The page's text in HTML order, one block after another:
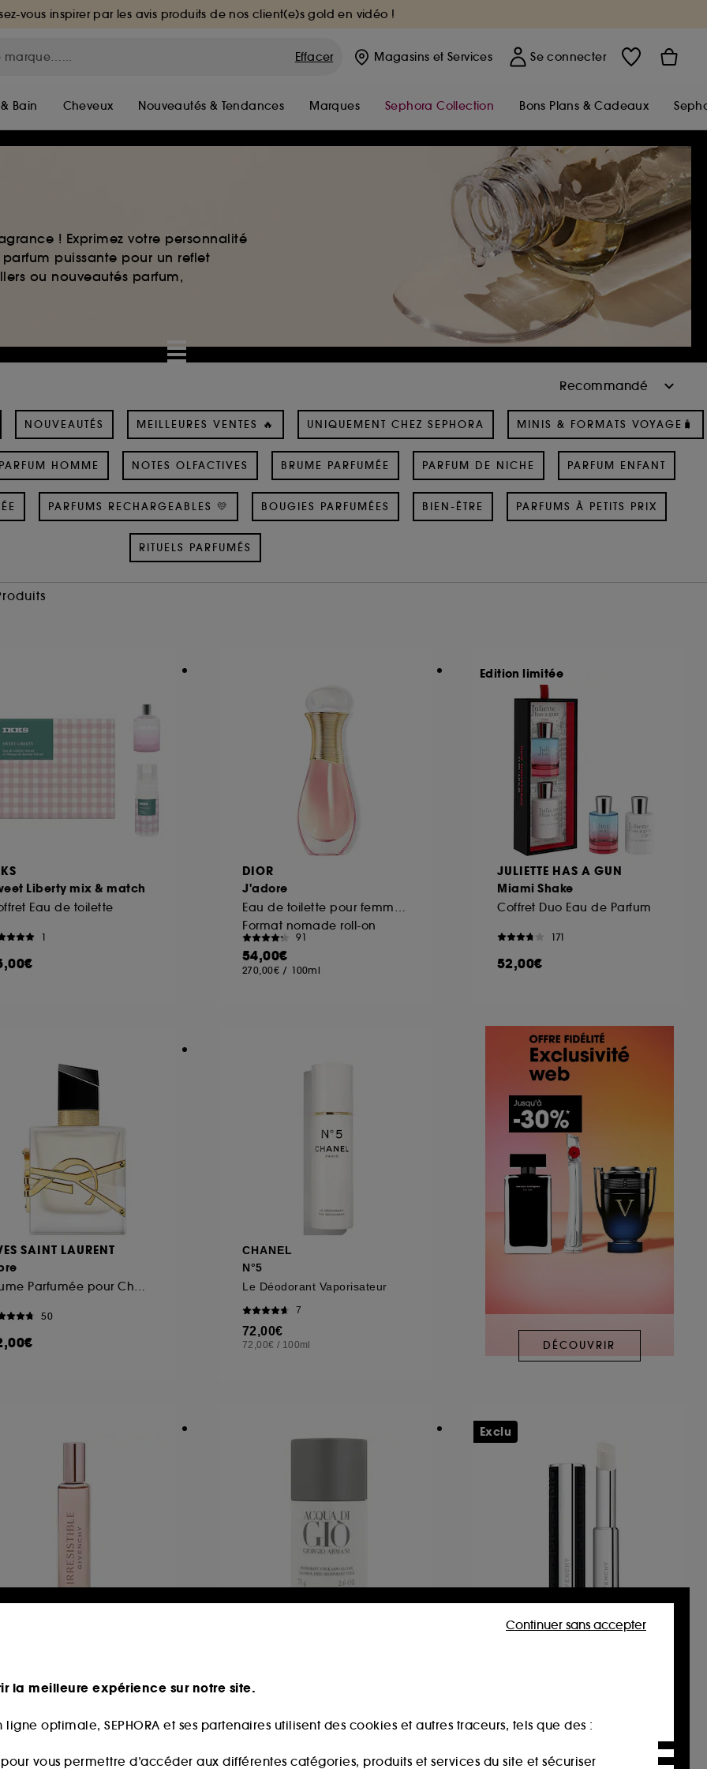
vous inspirer par les avis produits de nos client(e)s gold en vidéo !
Effacer Magasins et Services Se connecter
Bain Cheveux Nouveautés & Tendances Marques Sephora Collection Bons Plans & Cadeaux
! Exprimez votre personnalité
puissante pour un reflet
ou nouveautés parfum,
NOUVEAUTÉS MEILLEURES VENTES 🔥 UNIQUEMENT CHEZ SEPHORA MINIS & FORMATS VOYAGE🧳
PARFUM HOMME NOTES OLFACTIVES BRUME PARFUMÉE PARFUM DE NICHE PARFUM ENFANT
PARFUMS RECHARGEABLES 💛 BOUGIES PARFUMÉES BIEN-ÊTRE PARFUMS À PETITS PRIX
RITUELS PARFUMÉS
Liberty mix & match
Eau de toilette
1
DIOR
J'adore
Format nomade roll-on
91
54,00€
270,00€ / 100ml
JULIETTE HAS A GUN
Miami Shake
Coffret Duo Eau de Parfum
171
52,00€
Edition limitée
SAINT LAURENT
50
CHANEL
N°5
Le Déodorant Vaporisateur
7
72,00€
72,00€ / 100ml DÉCOUVRIR
32
/ 100ml 65,33€ /100g
GIVENCHY
1.814,81€ /100g
Exclu
la meilleure expérience sur notre site.
optimale, SEPHORA et ses partenaires utilisent des cookies et autres traceurs, tels que des :
pour vous permettre d’accéder aux différentes catégories, produits et services du site et sécuriser
Continuer sans accepter